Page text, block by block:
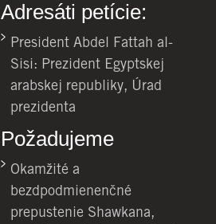
Adresáti petície:
President Abdel Fattah al-
Sisi: Prezident Egyptskej
arabskej republiky, Úrad
prezidenta
Požadujeme
Okamžité a
bezdpodmienenčné
prepustenie Shawkana,